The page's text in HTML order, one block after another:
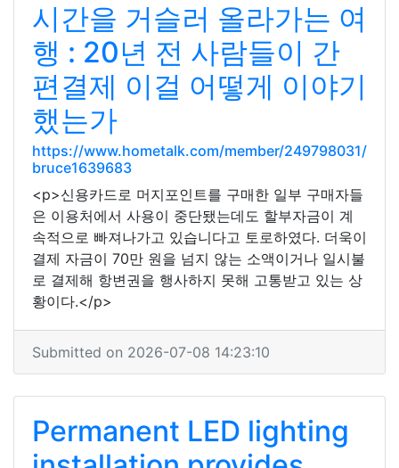
시간을 거슬러 올라가는 여
행 : 20년 전 사람들이 간
편결제 이걸 어떻게 이야기
했는가
https://www.hometalk.com/member/249798031/
bruce1639683
<p>신용카드로 머지포인트를 구매한 일부 구매자들
은 이용처에서 사용이 중단됐는데도 할부자금이 계
속적으로 빠져나가고 있습니다고 토로하였다. 더욱이
결제 자금이 70만 원을 넘지 않는 소액이거나 일시불
로 결제해 항변권을 행사하지 못해 고통받고 있는 상
황이다.</p>
Submitted on 2026-07-08 14:23:10
Permanent LED lighting